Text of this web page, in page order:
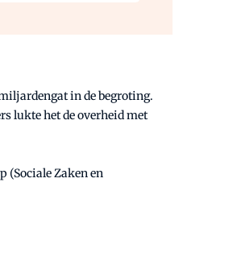
in de begroting.
lukte het de overheid met
(Sociale Zaken en